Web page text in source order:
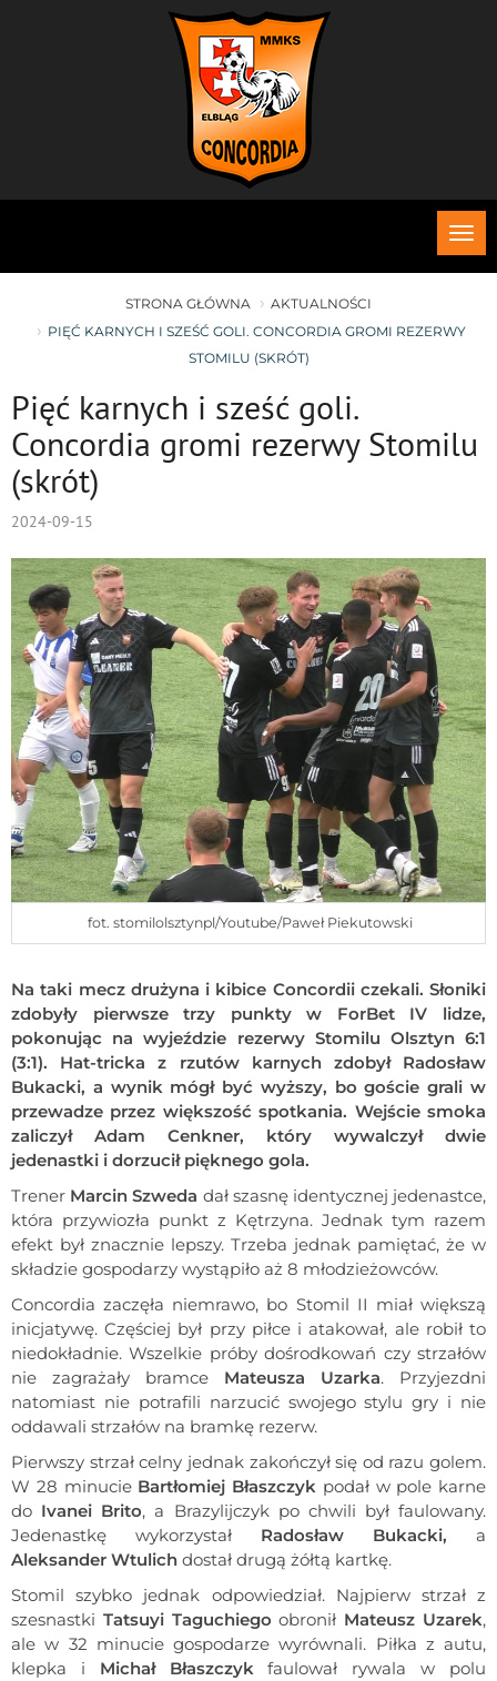
STRONA GŁÓWNA
AKTUALNOŚCI
PIĘĆ KARNYCH I SZEŚĆ GOLI. CONCORDIA GROMI REZERWY
STOMILU (SKRÓT)
Pięć karnych i sześć goli.
Concordia gromi rezerwy Stomilu
(skrót)
2024-09-15
fot. stomilolsztynpl/Youtube/Paweł Piekutowski
Na taki mecz drużyna i kibice Concordii czekali. Słoniki
zdobyły pierwsze trzy punkty w ForBet IV lidze,
pokonując na wyjeździe rezerwy Stomilu Olsztyn 6:1
(3:1). Hat-tricka z rzutów karnych zdobył Radosław
Bukacki, a wynik mógł być wyższy, bo goście grali w
przewadze przez większość spotkania. Wejście smoka
zaliczył Adam Cenkner, który wywalczył dwie
jedenastki i dorzucił pięknego gola.
Trener Marcin Szweda dał szasnę identycznej jedenastce,
która przywiozła punkt z Kętrzyna. Jednak tym razem
efekt był znacznie lepszy. Trzeba jednak pamiętać, że w
składzie gospodarzy wystąpiło aż 8 młodzieżowców.
Concordia zaczęła niemrawo, bo Stomil II miał większą
inicjatywę. Częściej był przy piłce i atakował, ale robił to
niedokładnie. Wszelkie próby dośrodkowań czy strzałów
nie zagrażały bramce Mateusza Uzarka. Przyjezdni
natomiast nie potrafili narzucić swojego stylu gry i nie
oddawali strzałów na bramkę rezerw.
Pierwszy strzał celny jednak zakończył się od razu golem.
W 28 minucie Bartłomiej Błaszczyk podał w pole karne
do Ivanei Brito, a Brazylijczyk po chwili był faulowany.
Jedenastkę wykorzystał Radosław Bukacki, a
Aleksander Wtulich dostał drugą żółtą kartkę.
Stomil szybko jednak odpowiedział. Najpierw strzał z
szesnastki Tatsuyi Taguchiego obronił Mateusz Uzarek,
ale w 32 minucie gospodarze wyrównali. Piłka z autu,
klepka i Michał Błaszczykfaulował rywala w polu